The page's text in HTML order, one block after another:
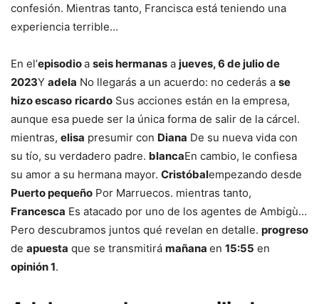
confesión. Mientras tanto, Francisca está teniendo una
experiencia terrible…
En el’episodioa seis hermanas a jueves, 6 de julio de
2023Y adela No llegarás a un acuerdo: no cederás a se
hizo escaso ricardo Sus acciones están en la empresa,
aunque esa puede ser la única forma de salir de la cárcel.
mientras, elisa presumir con Diana De su nueva vida con
su tío, su verdadero padre. blancaEn cambio, le confiesa
su amor a su hermana mayor. Cristóbalempezando desde
Puerto pequeño Por Marruecos. mientras tanto,
Francesca Es atacado por uno de los agentes de Ambigù…
Pero descubramos juntos qué revelan en detalle. progreso
de apuesta que se transmitirá mañana en 15:55 en
opinión 1.